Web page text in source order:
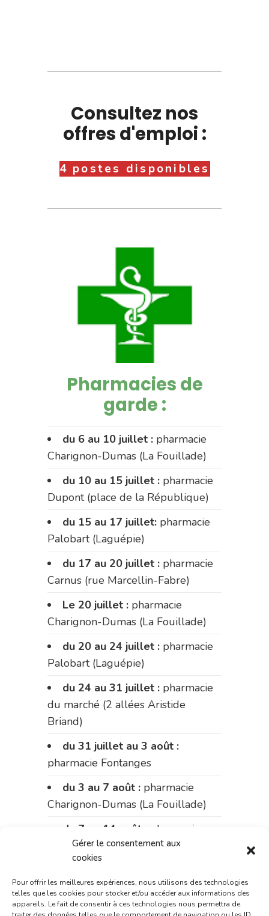
Gérer le consentement aux
cookies
Pour offrir les meilleures expériences, nous utilisons des technologies
telles que les cookies pour stocker et/ou accéder aux informations des
appareils. Le fait de consentir à ces technologies nous permettra de
Consultez nos
offres d'emploi :
4 postes disponibles
Pharmacies de
garde :
du 6 au 10 juillet : pharmacie
Charignon-Dumas (La Fouillade)
du 10 au 15 juillet : pharmacie
Dupont (place de la République)
du 15 au 17 juillet: pharmacie
Palobart (Laguépie)
du 17 au 20 juillet : pharmacie
Carnus (rue Marcellin-Fabre)
Le 20 juillet : pharmacie
Charignon-Dumas (La Fouillade)
du 20 au 24 juillet : pharmacie
Palobart (Laguépie)
du 24 au 31 juillet : pharmacie
du marché (2 allées Aristide
Briand)
du 31 juillet au 3 août :
pharmacie Fontanges
du 3 au 7 août : pharmacie
Charignon-Dumas (La Fouillade)
du 7 au 14 août :
pharmacie
Bonnemaire (rue Saint-Jacques)
du marché (2 allées Aristide
Briand)